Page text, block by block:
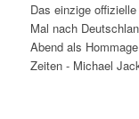
Das einzige
Mal nach
Abend als
Zeiten - Michael